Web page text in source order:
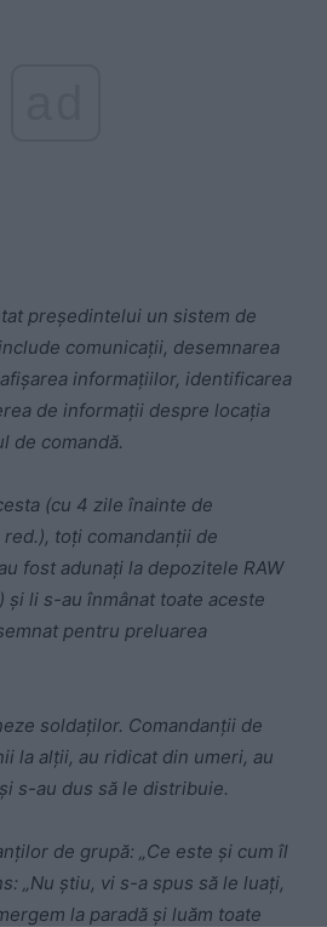
președintelui un sistem de
comunicații, desemnarea
informațiilor, identificarea
de informații despre locația
de comandă.
(cu 4 zile înainte de
toți comandanții de
fost adunați la depozitele RAW
li s-au înmânat toate aceste
pentru preluarea
soldaților. Comandanții de
la alții, au ridicat din umeri, au
s-au dus să le distribuie.
de grupă: „Ce este și cum îl
„Nu știu, vi s-a spus să le luați,
la paradă și luăm toate